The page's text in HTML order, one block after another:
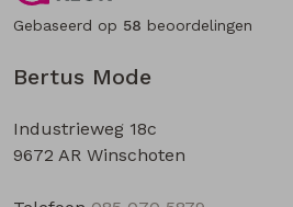
Bertus Mode
Industrieweg 18c
9672 AR Winschoten
Gebaseerd op 58 beoordelingen